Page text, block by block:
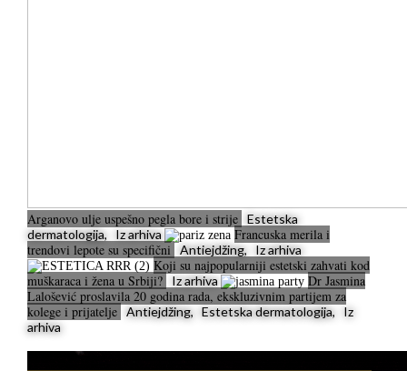
Arganovo ulje uspešno pegla bore i strije Estetska
dermatologija, Iz arhiva
Francuska merila i
trendovi lepote su specifični
Antiejdžing, Iz arhiva
Koji su najpopularniji estetski zahvati kod
muškaraca i žena u Srbiji?
Iz arhiva
Dr Jasmina
Lalošević proslavila 20 godina rada, ekskluzivnim partijem za
kolege i prijatelje Antiejdžing, Estetska dermatologija, Iz
arhiva